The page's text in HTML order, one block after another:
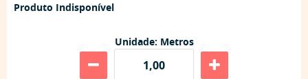
Produto Indisponível
Unidade: Metros